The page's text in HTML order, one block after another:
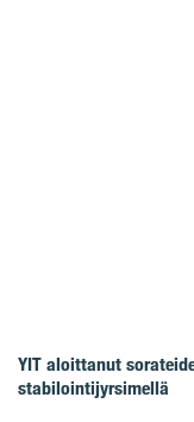
YIT aloittanut
stabilointijyrsimellä